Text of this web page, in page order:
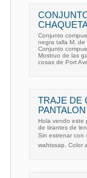
Conjunto
negra talla M. de
Conjunto
Mostruo de las
cosas de Port
TRAJE DE
PANTALON
Hola vendo este
de tirantes de
Sin estrenar con
wahtssap. Color